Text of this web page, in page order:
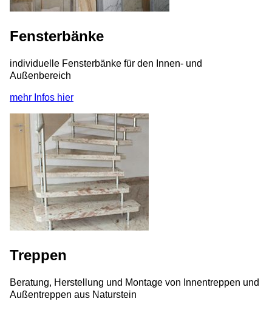
Fensterbänke
individuelle Fensterbänke für den Innen- und
Außenbereich
mehr Infos hier
Treppen
Beratung, Herstellung und Montage von Innentreppen und
Außentreppen aus Naturstein